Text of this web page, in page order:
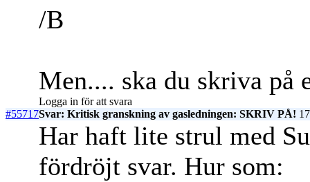
/B
Men.... ska du skriva på
Logga in för att svara
#55717Svar: Kritisk granskning av gasledningen: SKRIV PÅ!
Har haft lite strul med
fördröjt svar. Hur som: